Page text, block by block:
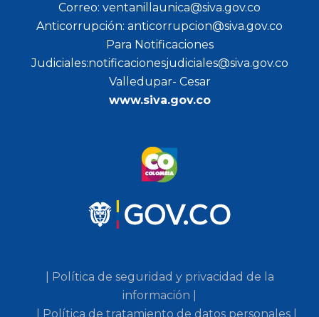
Correo: ventanillaunica@siva.gov.co
Anticorrupción: anticorrupcion@siva.gov.co
Para Notificaciones
Judiciales:notificacionesjudiciales@siva.gov.co
Valledupar- Cesar
www.siva.gov.co
| Política de seguridad y privacidad de la
información |
| Política de tratamiento de datos personales |